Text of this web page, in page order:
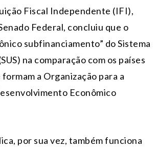
Fiscal Independente (IFI),
Federal, concluiu que o
subfinanciamento” do Sistema
na comparação com os países
a Organização para a
Econômico
por sua vez, também funciona